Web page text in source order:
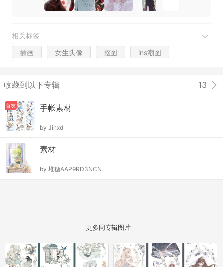
相关标签
插画 女生头像 抠图 ins潮图
收藏到以下专辑 13
首发 手帐素材
by Jinxd
素材
by 堆糖AAP9RD3NCN
更多同专辑图片